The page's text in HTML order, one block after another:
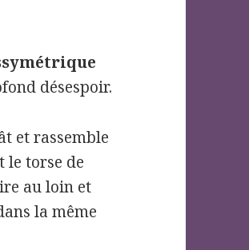
désespoir.
et rassemble
le torse de
au loin et
la même